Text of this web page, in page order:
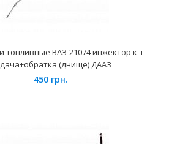
топливные ВАЗ-21074 инжектор к-т
(днище) ДААЗ
450 грн.